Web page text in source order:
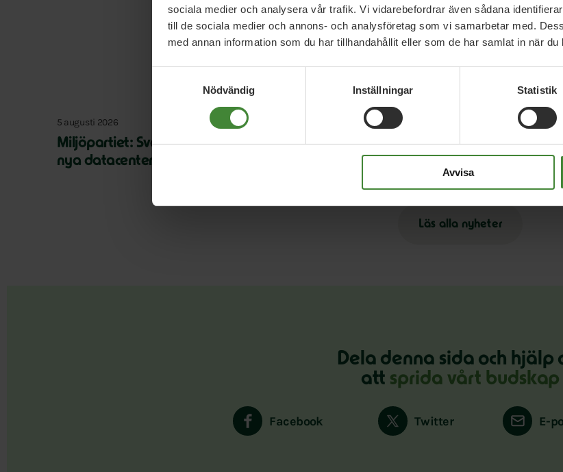
sociala medier och analysera vår trafik. Vi vidarebefordrar även sådana
till de sociala medier och annons- och analysföretag som vi samarbetar med.
med annan information som du har tillhandahållit eller som de har samlat in när
Nödvändig
Inställningar Statistik
Avvisa
Relaterade
5 augusti 2026
Miljöpartiet: Sverige måste ställa krav på
nya datacenter
3 augusti 2026
Pride är över – nu fortsätter kampen
hbtqi-personers rättigheter
Läs alla nyheter
Dela denna sida och hjälp
att sprida vårt budskap
Facebook Twitter E-